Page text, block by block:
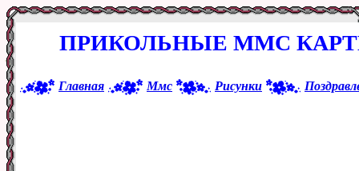
ПРИКОЛЬНЫЕ ММС
Главная Ммс Рисунки